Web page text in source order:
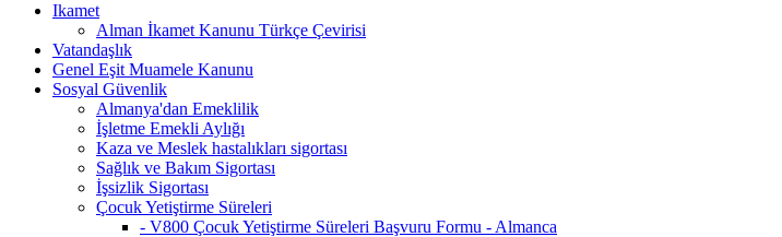
Ikamet
Alman İkamet Kanunu Türkçe Çevirisi
Vatandaşlık
Genel Eşit Muamele Kanunu
Sosyal Güvenlik
Almanya'dan Emeklilik
İşletme Emekli Aylığı
Kaza ve Meslek hastalıkları sigortası
Sağlık ve Bakım Sigortası
İşsizlik Sigortası
Çocuk Yetiştirme Süreleri
- V800 Çocuk Yetiştirme Süreleri Başvuru Formu - Almanca